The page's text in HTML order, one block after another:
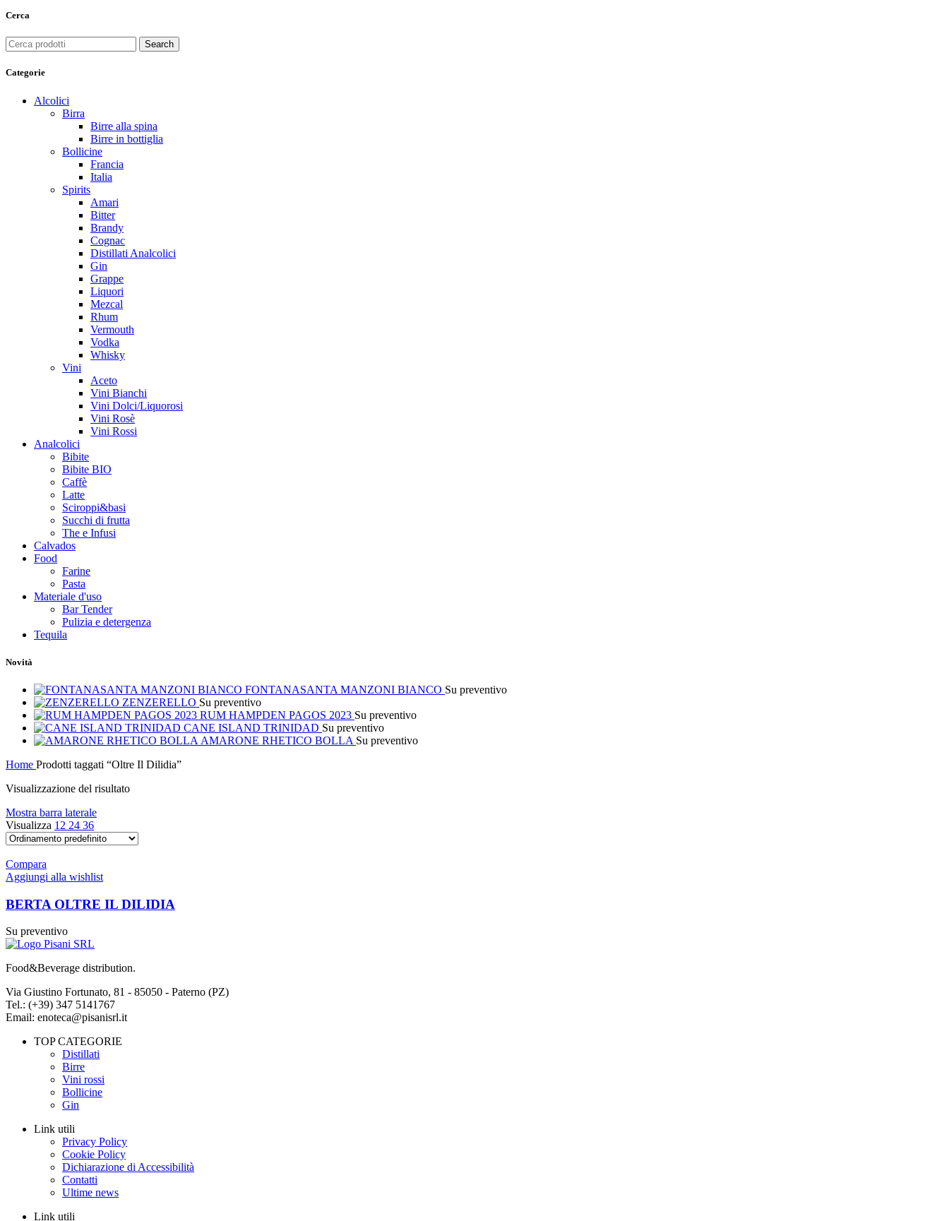
Cerca
Search
Categorie
Alcolici
Birra
Birre alla spina
Birre in bottiglia
Bollicine
Francia
Italia
Spirits
Amari
Bitter
Brandy
Cognac
Distillati Analcolici
Gin
Grappe
Liquori
Mezcal
Rhum
Vermouth
Vodka
Whisky
Vini
Aceto
Vini Bianchi
Vini Dolci/Liquorosi
Vini Rosè
Vini Rossi
Analcolici
Bibite
Bibite BIO
Caffè
Latte
Sciroppi&basi
Succhi di frutta
The e Infusi
Calvados
Food
Farine
Pasta
Materiale d'uso
Bar Tender
Pulizia e detergenza
Tequila
Novità
FONTANASANTA MANZONI BIANCO Su preventivo
ZENZERELLO Su preventivo
RUM HAMPDEN PAGOS 2023 Su preventivo
CANE ISLAND TRINIDAD Su preventivo
AMARONE RHETICO BOLLA Su preventivo
Home Prodotti taggati “Oltre Il Dilidia”
Visualizzazione del risultato
Mostra barra laterale
Visualizza 12 24 36
Compara
Aggiungi alla wishlist
BERTA OLTRE IL DILIDIA
Su preventivo
Food&Beverage distribution.
Via Giustino Fortunato, 81 - 85050 - Paterno (PZ)
Tel.: (+39) 347 5141767
Email: enoteca@pisanisrl.it
TOP CATEGORIE
Distillati
Birre
Vini rossi
Bollicine
Gin
Link utili
Privacy Policy
Cookie Policy
Dichiarazione di Accessibilità
Contatti
Ultime news
Link utili